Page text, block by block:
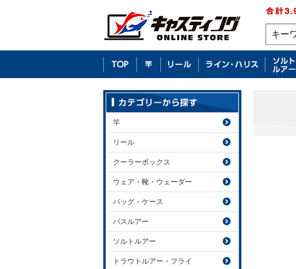
竿
リール
クーラーボックス
ウェア・靴・ウェーダー
バッグ・ケース
バスルアー
ソルトルアー
トラウトルアー・フライ